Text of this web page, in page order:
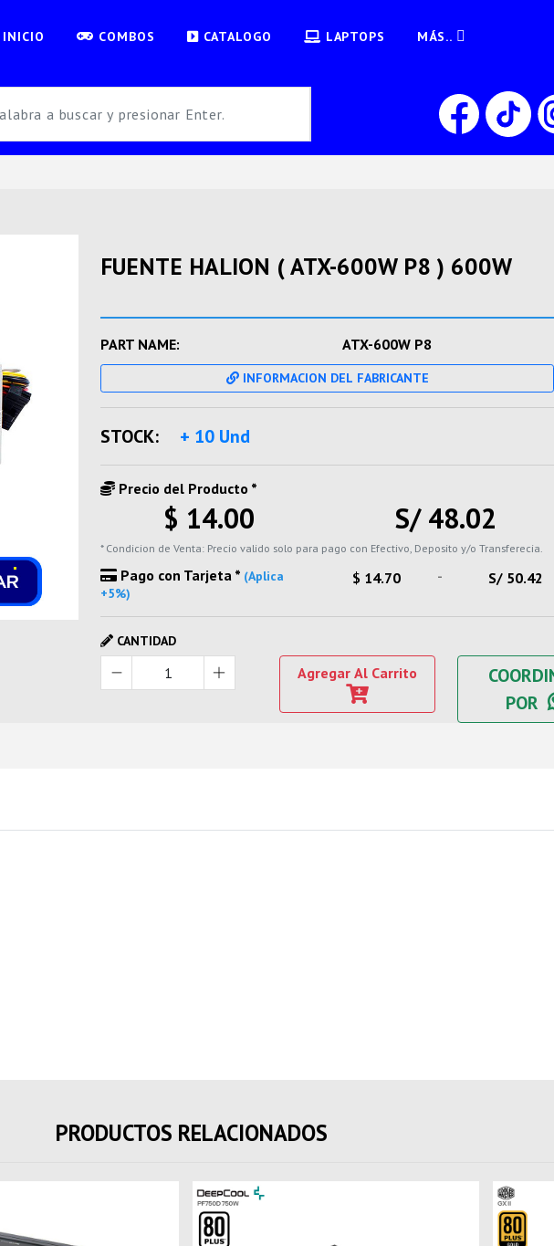
INICIO COMBOS CATALOGO LAPTOPS MÁS..
FUENTE HALION ( ATX-600W P8 ) 600W
PART NAME: ATX-600W P8
INFORMACION DEL FABRICANTE
STOCK: + 10 Und
Precio del Producto *
$ 14.00 S/ 48.02
* Condicion de Venta: Precio valido solo para pago con Efectivo, Deposito y/o Transferecia.
Pago con Tarjeta * (Aplica
+5%)
$ 14.70 - S/ 50.42
CANTIDAD
Agregar Al Carrito
POR
PRODUCTOS RELACIONADOS